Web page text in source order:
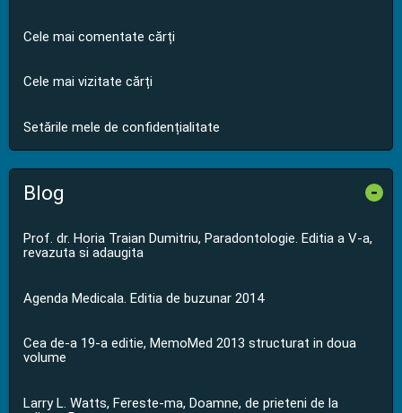
Cele mai comentate cărți
Cele mai vizitate cărți
Setările mele de confidențialitate
Blog -
Prof. dr. Horia Traian Dumitriu, Paradontologie. Editia a V-a,
revazuta si adaugita
Agenda Medicala. Editia de buzunar 2014
Cea de-a 19-a editie, MemoMed 2013 structurat in doua
volume
Larry L. Watts, Fereste-ma, Doamne, de prieteni de la